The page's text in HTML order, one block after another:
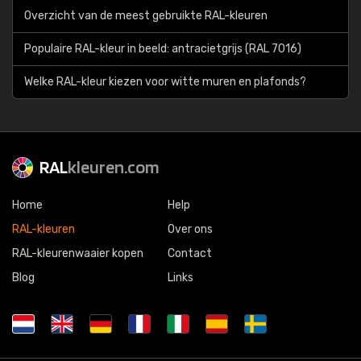
Overzicht van de meest gebruikte RAL-kleuren
Populaire RAL-kleur in beeld: antracietgrijs (RAL 7016)
Welke RAL-kleur kiezen voor witte muren en plafonds?
RALkleuren.com
Home
RAL-kleuren
RAL-kleurenwaaier kopen
Blog
Help
Over ons
Contact
Links